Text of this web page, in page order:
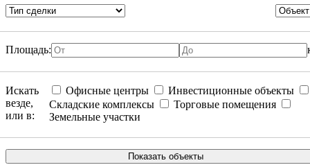
Площадь:
Искать
везде,
или в:
Офисные центры
Инвестиционные объекты
Складские комплексы
Торговые помещения
Земельные участки